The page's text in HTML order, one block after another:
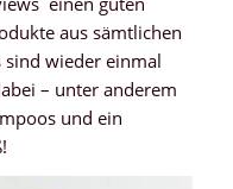
aus sämtlichen
sind wieder einmal
– unter anderem
und ein